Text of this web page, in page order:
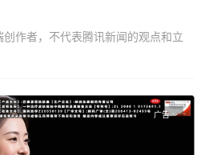
作者，不代表腾讯新闻的观点和立
广告